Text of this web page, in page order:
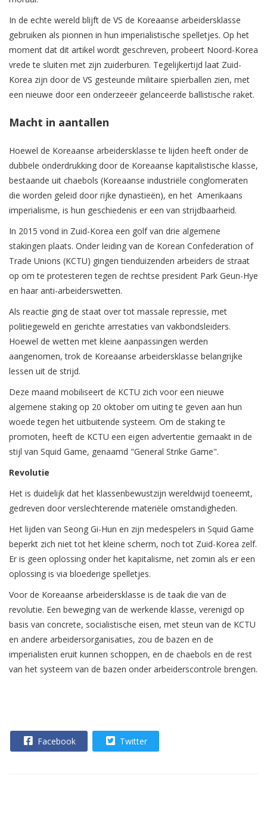
In de echte wereld blijft de VS de Koreaanse arbeidersklasse
gebruiken als pionnen in hun imperialistische spelletjes. Op het
moment dat dit artikel wordt geschreven, probeert Noord-Korea
vrede te sluiten met zijn zuiderburen. Tegelijkertijd laat Zuid-
Korea zijn door de VS gesteunde militaire spierballen zien, met
een nieuwe door een onderzeeër gelanceerde ballistische raket.
Macht in aantallen
Hoewel de Koreaanse arbeidersklasse te lijden heeft onder de
dubbele onderdrukking door de Koreaanse kapitalistische klasse,
bestaande uit chaebols (Koreaanse industriële conglomeraten
die worden geleid door rijke dynastieën), en het Amerikaans
imperialisme, is hun geschiedenis er een van strijdbaarheid.
In 2015 vond in Zuid-Korea een golf van drie algemene
stakingen plaats. Onder leiding van de Korean Confederation of
Trade Unions (KCTU) gingen tienduizenden arbeiders de straat
op om te protesteren tegen de rechtse president Park Geun-Hye
en haar anti-arbeiderswetten.
Als reactie ging de staat over tot massale repressie, met
politiegeweld en gerichte arrestaties van vakbondsleiders.
Hoewel de wetten met kleine aanpassingen werden
aangenomen, trok de Koreaanse arbeidersklasse belangrijke
lessen uit de strijd.
Deze maand mobiliseert de KCTU zich voor een nieuwe
algemene staking op 20 oktober om uiting te geven aan hun
woede tegen het uitbuitende systeem. Om de staking te
promoten, heeft de KCTU een eigen advertentie gemaakt in de
stijl van Squid Game, genaamd "General Strike Game".
Revolutie
Het is duidelijk dat het klassenbewustzijn wereldwijd toeneemt,
gedreven door verslechterende materiële omstandigheden.
Het lijden van Seong Gi-Hun en zijn medespelers in Squid Game
beperkt zich niet tot het kleine scherm, noch tot Zuid-Korea zelf.
Er is geen oplossing onder het kapitalisme, net zomin als er een
oplossing is via bloederige spelletjes.
Voor de Koreaanse arbeidersklasse is de taak die van de
revolutie. Een beweging van de werkende klasse, verenigd op
basis van concrete, socialistische eisen, met steun van de KCTU
en andere arbeidersorganisaties, zou de bazen en de
imperialisten eruit kunnen schoppen, en de chaebols en de rest
van het systeem van de bazen onder arbeiderscontrole brengen.
Facebook Twitter